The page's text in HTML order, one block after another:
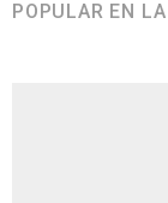
POPULAR EN